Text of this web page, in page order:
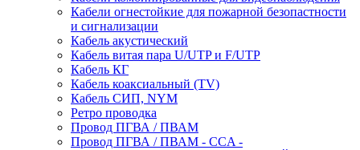
Кабели огнестойкие для пожарной безопастности
и сигнализации
Кабель акустический
Кабель витая пара U/UTP и F/UTP
Кабель КГ
Кабель коаксиальный (TV)
Кабель СИП, NYM
Ретро проводка
Провод ПГВА / ПВАМ
Провод ПГВА / ПВАМ - CCA -